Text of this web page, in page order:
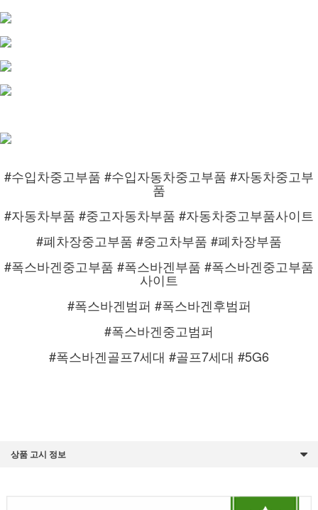
#수입차중고부품 #수입자동차중고부품 #자동차중고부
품
#자동차부품 #중고자동차부품 #자동차중고부품사이트
#폐차장중고부품 #중고차부품 #폐차장부품
#폭스바겐중고부품 #폭스바겐부품 #폭스바겐중고부품
사이트
#폭스바겐범퍼 #폭스바겐후범퍼
#폭스바겐중고범퍼
#폭스바겐골프7세대 #골프7세대 #5G6
상품 고시 정보